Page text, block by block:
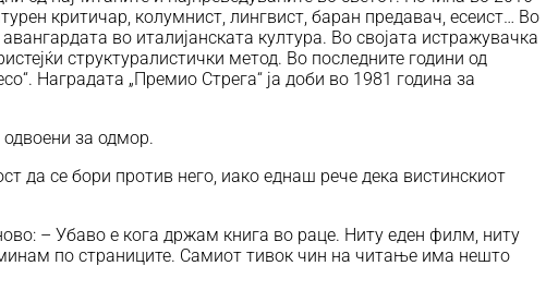
критичар, колумнист, лингвист, баран предавач, есеист… Во
во италијанската култура. Во својата истражувачка
структуралистички метод. Во последните години од
Наградата „Премио Стрега“ ја доби во 1981 година за
за одмор.
да се бори против него, иако еднаш рече дека вистинскиот
– Убаво е кога држам книга во раце. Ниту еден филм, ниту
по страниците. Самиот тивок чин на читање има нешто